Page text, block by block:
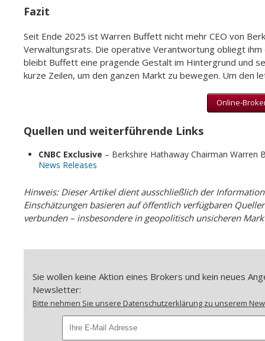
Fazit
Seit Ende 2025 ist Warren Buffett nicht mehr CEO von
Verwaltungsrats. Die operative Verantwortung obliegt
bleibt Buffett eine prägende Gestalt im Hintergrund und
kurze Zeilen, um den ganzen Markt zu bewegen. Um den
Online-
Quellen und weiterführende Links
CNBC Exclusive – Berkshire Hathaway Chairman Warren
News Releases
Hinweis: Dieser Artikel dient ausschließlich der
Einschätzungen basieren auf öffentlich verfügbaren
verbunden – insbesondere in geopolitisch unsicheren
Sie wollen keine Aktion eines Brokers und kein neues
Newsletter:
Bitte nehmen Sie unsere Datenschutzerklärung zu unserem